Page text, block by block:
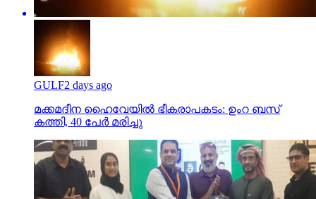
GULF2 days ago
മക്കമദീന ഹൈവേയില്‍ ഭീകരാപകടം: ഉംറ ബസ്
കത്തി, 40 പേര്‍ മരിച്ചു